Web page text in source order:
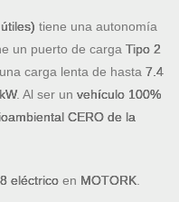
tiene una autonomía
un puerto de carga Tipo 2
carga lenta de hasta 7.4
. Al ser un vehículo 100%
CERO de la
eléctrico en MOTORK.